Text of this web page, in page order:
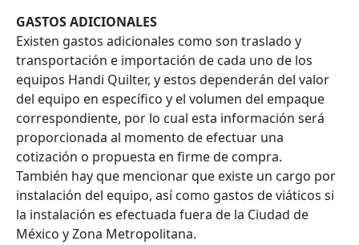
GASTOS ADICIONALES
Existen gastos adicionales como son traslado y
transportación e importación de cada uno de los
equipos Handi Quilter, y estos dependerán del valor
del equipo en específico y el volumen del empaque
correspondiente, por lo cual esta información será
proporcionada al momento de efectuar una
cotización o propuesta en firme de compra.
También hay que mencionar que existe un cargo por
instalación del equipo, así como gastos de viáticos si
la instalación es efectuada fuera de la Ciudad de
México y Zona Metropolitana.